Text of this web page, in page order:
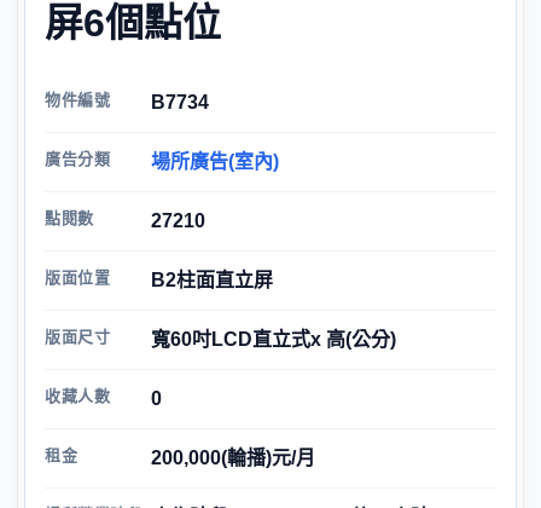
屏6個點位
物件編號 B7734
廣告分類 場所廣告(室內)
點閱數 27210
版面位置 B2柱面直立屏
版面尺寸 寬60吋LCD直立式x 高(公分)
收藏人數 0
租金 200,000(輪播)元/月